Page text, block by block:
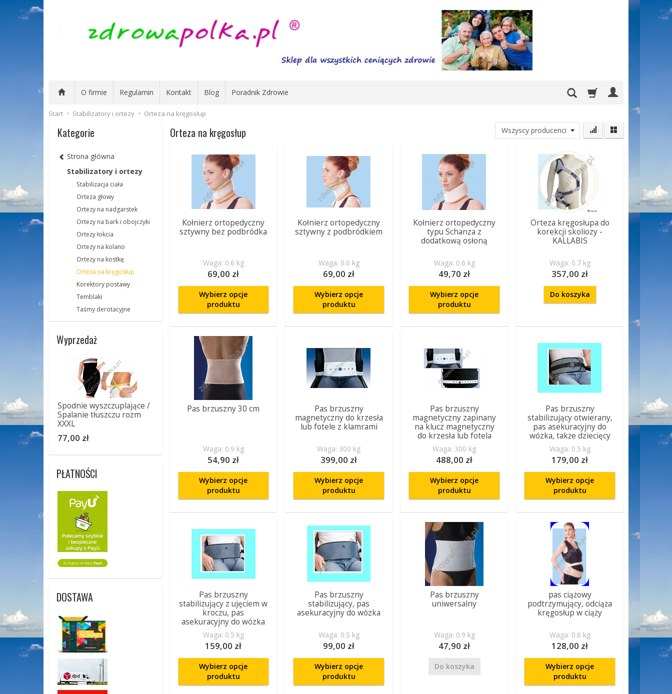
O firmie Regulamin Kontakt Blog Poradnik Zdrowie
Start Stabilizatory i ortezy Orteza na kręgosłup
Orteza na kręgosłup
Kołnierz ortopedyczny
sztywny bez podbródka
Waga: 0.6 kg
69,00 zł
Wybierz opcje
produktu
Kołnierz ortopedyczny
sztywny z podbródkiem
Waga: 0.6 kg
69,00 zł
Wybierz opcje
produktu
Kołnierz ortopedyczny
typu Schanza z
dodatkową osłoną
Waga: 0.6 kg
49,70 zł
Wybierz opcje
produktu
Orteza kręgosłupa do
korekcji skoliozy -
KALLABIS
Waga: 0.7 kg
357,00 zł
Do koszyka
Pas brzuszny 30 cm
Waga: 0.9 kg
54,90 zł
Wybierz opcje
produktu
Pas brzuszny
magnetyczny do krzesła
lub fotele z klamrami
Waga: 300 kg
399,00 zł
Wybierz opcje
produktu
Pas brzuszny
magnetyczny zapinany
na klucz magnetyczny
do krzesła lub fotela
Waga: 300 kg
488,00 zł
Wybierz opcje
produktu
Pas brzuszny
stabilizujący otwierany,
pas asekuracyjny do
wózka, także dziecięcy
Waga: 0.5 kg
179,00 zł
Wybierz opcje
produktu
Pas brzuszny
stabilizujący z ujęciem w
kroczu, pas
asekuracyjny do wózka
Waga: 0.5 kg
159,00 zł
Wybierz opcje
produktu
Pas brzuszny
stabilizujący, pas
asekuracyjny do wózka
Waga: 0.5 kg
99,00 zł
Wybierz opcje
produktu
Pas brzuszny
uniwersalny
Waga: 0.9 kg
47,90 zł
Do koszyka
pas ciążowy
podtrzymujący, odciąża
kręgosłup w ciąży
Waga: 0.6 kg
128,00 zł
Wybierz opcje
produktu
Kategorie
Strona główna
Stabilizatory i ortezy
Stabilizacja ciała
Orteza głowy
Ortezy na nadgarstek
Ortezy na bark i obojczyki
Ortezy łokcia
Ortezy na kolano
Ortezy na kostkę
Orteza na kręgosłup
Korektory postawy
Temblaki
Taśmy derotacyjne
Wyprzedaż
Spodnie wyszczuplające /
Spalanie tłuszczu rozm
XXXL
77,00 zł
PŁATNOŚCI
DOSTAWA